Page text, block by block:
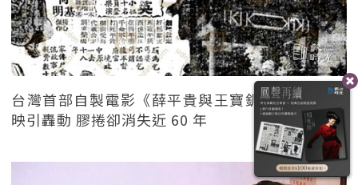
台灣首部自製電影《薛平貴與王寶釧》1956 年上
映引轟動 膠捲卻消失近 60 年